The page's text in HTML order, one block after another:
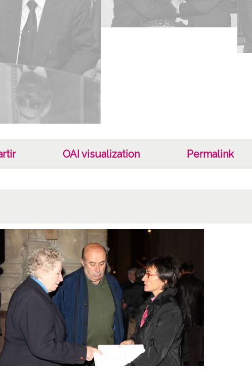
OAI visualization Permalink